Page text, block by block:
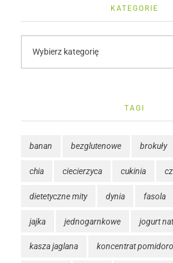
KATEGORIE
TAGI
banan bezglutenowe brokuły
chia ciecierzyca cukinia
dietetyczne mity dynia fasola
jajka jednogarnkowe jogurt
kasza jaglana koncentrat